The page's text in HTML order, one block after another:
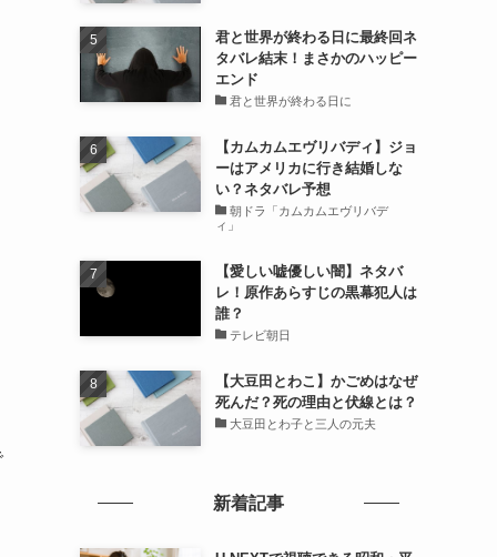
君と世界が終わる日に最終回ネ
タバレ結末！まさかのハッピー
エンド
君と世界が終わる日に
【カムカムエヴリバディ】ジョ
ーはアメリカに行き結婚しな
い？ネタバレ予想
朝ドラ「カムカムエヴリバデ
ィ」
【愛しい嘘優しい闇】ネタバ
レ！原作あらすじの黒幕犯人は
誰？
テレビ朝日
【大豆田とわこ】かごめはなぜ
死んだ？死の理由と伏線とは？
大豆田とわ子と三人の元夫
新着記事